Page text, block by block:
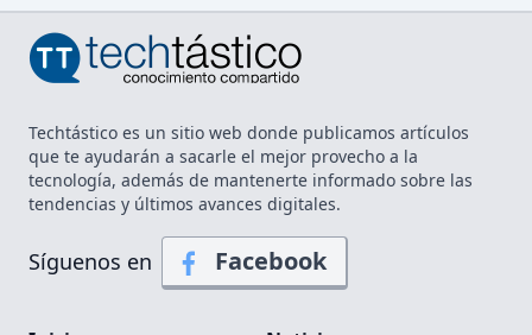
Techtástico es un sitio web donde publicamos artículos
que te ayudarán a sacarle el mejor provecho a la
tecnología, además de mantenerte informado sobre las
tendencias y últimos avances digitales.
Síguenos en Facebook